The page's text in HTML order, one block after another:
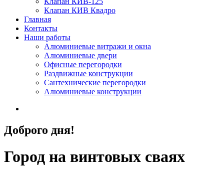
Клапан КИВ Квадро
Главная
Контакты
Наши работы
Алюминиевые витражи и окна
Алюминиевые двери
Офисные перегородки
Раздвижные конструкции
Сантехнические перегородки
Алюминиевые конструкции
Доброго дня!
Город на винтовых сваях